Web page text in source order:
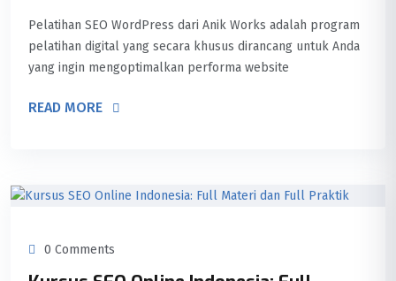
Pelatihan SEO WordPress dari Anik Works adalah program
pelatihan digital yang secara khusus dirancang untuk Anda
yang ingin mengoptimalkan performa website
READ MORE
0 Comments